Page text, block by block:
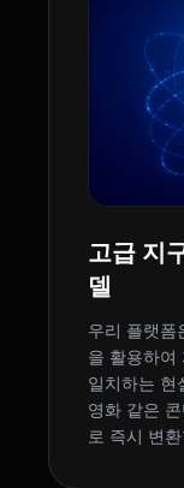
고급 지
델
우리 플랫폼
을 활용하여
일치하는 현
영화 같은
로 즉시 변